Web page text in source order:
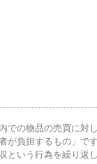
での物品の売買に対
が負担するもの」で
という行為を繰り返